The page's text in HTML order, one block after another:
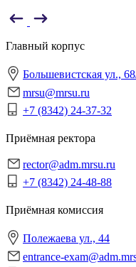
Главный корпус
Большевистская ул.,
mrsu@mrsu.ru
+7 (8342) 24-37-32
Приёмная ректора
rector@adm.mrsu.ru
+7 (8342) 24-48-88
Приёмная комиссия
Полежаева ул., 44
entrance-